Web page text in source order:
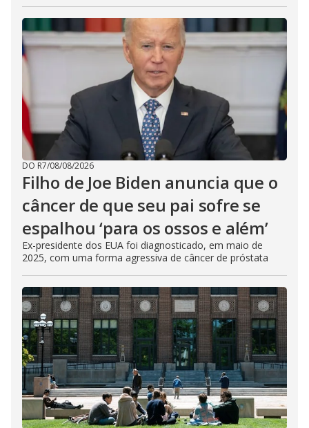
DO R7/08/08/2026
Filho de Joe Biden anuncia que o
câncer de que seu pai sofre se
espalhou ‘para os ossos e além’
Ex-presidente dos EUA foi diagnosticado, em maio de
2025, com uma forma agressiva de câncer de próstata